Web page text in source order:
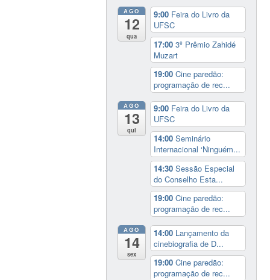
AGO
12
qua
9:00 Feira do Livro da
UFSC
17:003º Prêmio Zahidé
Muzart
19:00Cine paredão:
programação de rec...
AGO
13
qui
9:00 Feira do Livro da
UFSC
14:00Seminário
Internacional ‘Ninguém...
14:30Sessão Especial
do Conselho Esta...
19:00Cine paredão:
programação de rec...
AGO
14
sex
14:00 Lançamento da
cinebiografia de D...
19:00Cine paredão:
programação de rec...